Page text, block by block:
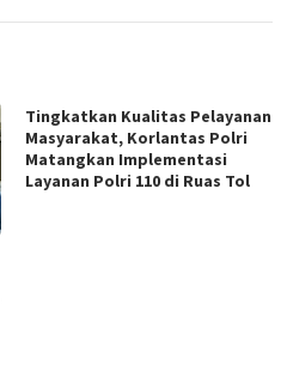
Tingkatkan Kualitas Pelayanan
Masyarakat, Korlantas Polri
Matangkan Implementasi
Layanan Polri 110 di Ruas Tol